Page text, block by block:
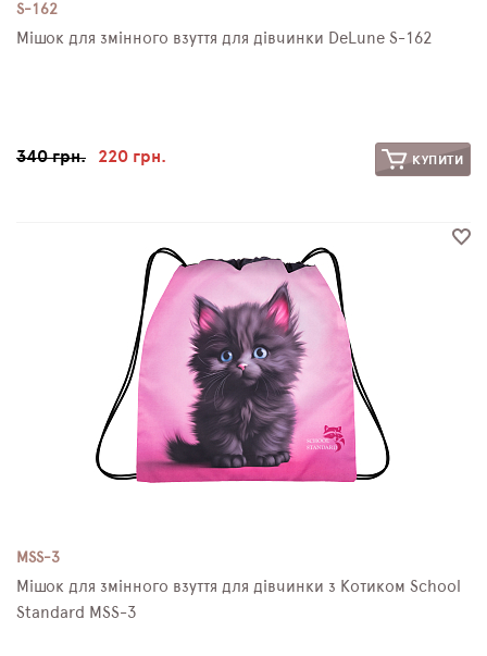
S-162
Мішок для змінного взуття для дівчинки DeLune S-162
340 грн. 220 грн. КУПИТИ
MSS-3
Мішок для змінного взуття для дівчинки з Котиком School
Standard MSS-3